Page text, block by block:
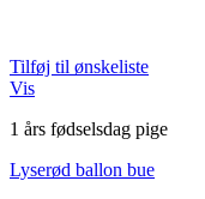
Tilføj til ønskeliste
Vis
1 års fødselsdag pige
Lyserød ballon bue